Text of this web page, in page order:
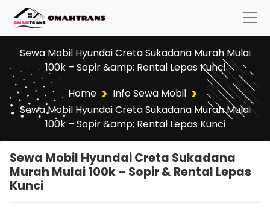
Sewa Mobil Hyundai Creta Sukadana Murah Mulai
100k – Sopir &amp; Rental Lepas Kunci
Home > Info Sewa Mobil >
Sewa Mobil Hyundai Creta Sukadana Murah Mulai
100k – Sopir &amp; Rental Lepas Kunci
Sewa Mobil Hyundai Creta Sukadana
Murah Mulai 100k – Sopir & Rental Lepas
Kunci